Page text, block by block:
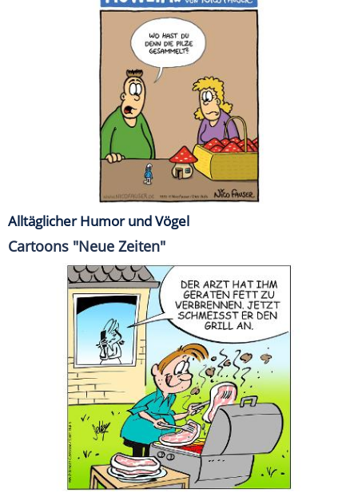
Alltäglicher Humor und Vögel
Cartoons "Neue Zeiten"